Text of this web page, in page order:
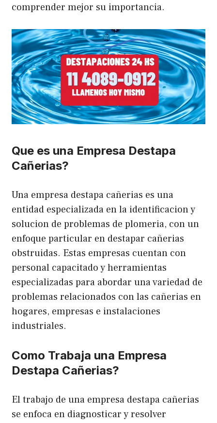
comprender mejor su importancia.
Que es una Empresa Destapa
Cañerias?
Una empresa destapa cañerias es una
entidad especializada en la identificacion y
solucion de problemas de plomeria, con un
enfoque particular en destapar cañerias
obstruidas. Estas empresas cuentan con
personal capacitado y herramientas
especializadas para abordar una variedad de
problemas relacionados con las cañerias en
hogares, empresas e instalaciones
industriales.
Como Trabaja una Empresa
Destapa Cañerias?
El trabajo de una empresa destapa cañerias
se enfoca en diagnosticar y resolver